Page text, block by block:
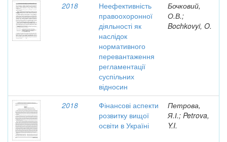
2018
Неефективність
правоохоронної
діяльності як
наслідок
нормативного
перевантаження
регламентації
суспільних
відносин
Бочковий,
О.В.;
Bochkovyi, O.
2018
Фінансові аспекти
розвитку вищої
освіти в Україні
Петрова,
Я.І.; Petrova,
Y.I.